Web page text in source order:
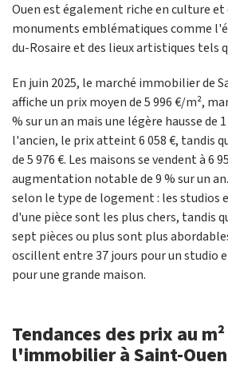
Ouen est également riche en culture et
monuments emblématiques comme
du-Rosaire et des lieux artistiques tels
En juin 2025, le marché immobilier de
affiche un prix moyen de 5 996 €/m²,
% sur un an mais une légère hausse de
l'ancien, le prix atteint 6 058 €, tandis
de 5 976 €. Les maisons se vendent à 6
augmentation notable de 9 % sur un
selon le type de logement : les studios
d'une pièce sont les plus chers, tandis
sept pièces ou plus sont plus
oscillent entre 37 jours pour un studio
pour une grande maison.
Tendances des prix au
l'immobilier à Saint-